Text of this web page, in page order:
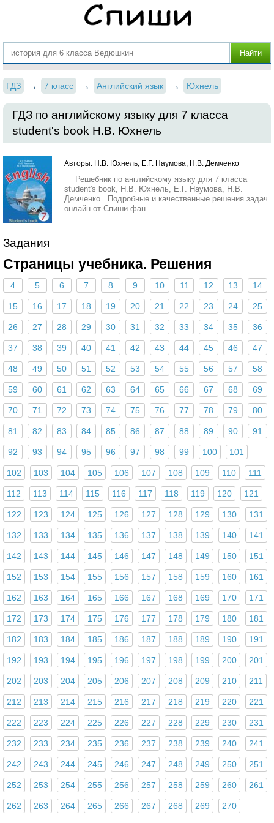
ГДЗ 7 класс Английский язык Юхнель
ГДЗ по английскому языку для 7 класса
student's book Н.В. Юхнель
Авторы: Н.В. Юхнель, Е.Г. Наумова, Н.В. Демченко
Решебник по английскому языку для 7 класса
student's book, Н.В. Юхнель, Е.Г. Наумова, Н.В.
Демченко . Подробные и качественные решения задач
онлайн от Спиши фан.
Задания
Страницы учебника. Решения
4 5 6 7 8 9 10 11 12 13 14
15 16 17 18 19 20 21 22 23 24 25
26 27 28 29 30 31 32 33 34 35 36
37 38 39 40 41 42 43 44 45 46 47
48 49 50 51 52 53 54 55 56 57 58
59 60 61 62 63 64 65 66 67 68 69
70 71 72 73 74 75 76 77 78 79 80
81 82 83 84 85 86 87 88 89 90 91
92 93 94 95 96 97 98 99 100 101
102 103 104 105 106 107 108 109 110 111
112 113 114 115 116 117 118 119 120 121
122 123 124 125 126 127 128 129 130 131
132 133 134 135 136 137 138 139 140 141
142 143 144 145 146 147 148 149 150 151
152 153 154 155 156 157 158 159 160 161
162 163 164 165 166 167 168 169 170 171
172 173 174 175 176 177 178 179 180 181
182 183 184 185 186 187 188 189 190 191
192 193 194 195 196 197 198 199 200 201
202 203 204 205 206 207 208 209 210 211
212 213 214 215 216 217 218 219 220 221
222 223 224 225 226 227 228 229 230 231
232 233 234 235 236 237 238 239 240 241
242 243 244 245 246 247 248 249 250 251
252 253 254 255 256 257 258 259 260 261
262 263 264 265 266 267 268 269 270